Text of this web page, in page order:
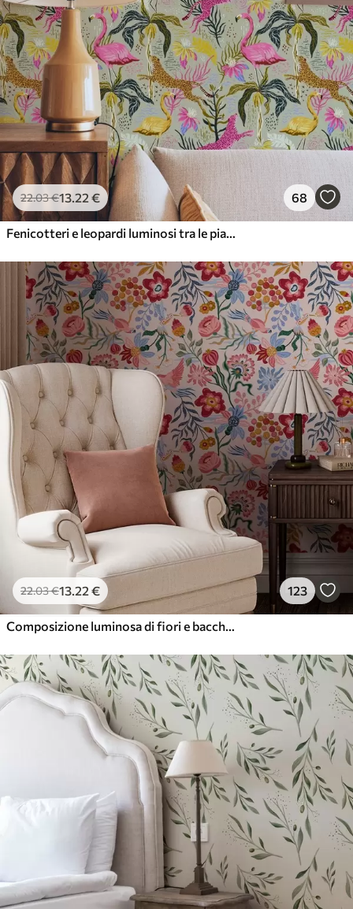
22.03€13.22 € 68
Fenicotteri e leopardi luminosi tra le piante tropicali
22.03€13.22 € 123
Composizione luminosa di fiori e bacche con pappagalli